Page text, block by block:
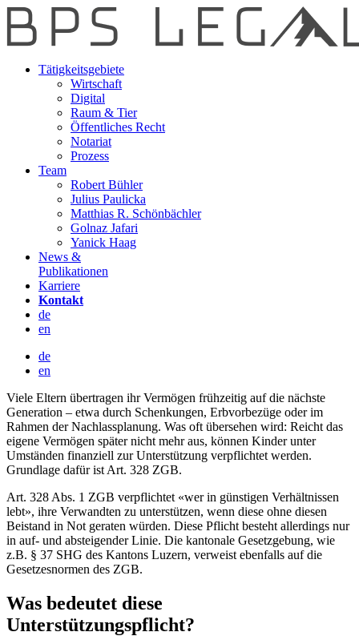
Tätigkeitsgebiete
Wirtschaft
Digital
Raum & Tier
Öffentliches Recht
Notariat
Prozess
Team
Robert Bühler
Julius Paulicka
Matthias R. Schönbächler
Golnaz Jafari
Yanick Haag
News &
Publikationen
Karriere
Kontakt
de
en
de
en
Viele Eltern übertragen ihr Vermögen frühzeitig auf die nächste
Generation – etwa durch Schenkungen, Erbvorbezüge oder im
Rahmen der Nachlassplanung. Was oft übersehen wird: Reicht das
eigene Vermögen später nicht mehr aus, können Kinder unter
Umständen finanziell zur Unterstützung verpflichtet werden.
Grundlage dafür ist Art. 328 ZGB.
Art. 328 Abs. 1 ZGB verpflichtet «wer in günstigen Verhältnissen
lebt», ihre Verwandten zu unterstützen, wenn diese ohne diesen
Beistand in Not geraten würden. Diese Pflicht besteht allerdings nur
in auf- und absteigender Linie. Die kantonale Gesetzgebung, wie
z.B. § 37 SHG des Kantons Luzern, verweist ebenfalls auf die
Gesetzesnormen des ZGB.
Was bedeutet diese
Unterstützungspflicht?